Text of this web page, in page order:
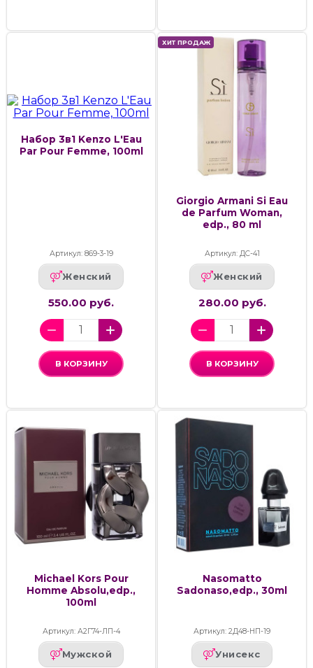
Набор 3в1 Kenzo L'Eau
Par Pour Femme, 100ml
Артикул: 869-3-19
Женский
550.00 руб.
В КОРЗИНУ
ХИТ ПРОДАЖ
Giorgio Armani Si Eau
de Parfum Woman,
edp., 80 ml
Артикул: ДС-41
Женский
280.00 руб.
В КОРЗИНУ
Michael Kors Pour
Homme Absolu,edp.,
100ml
Артикул: А2Г74-ЛП-4
Мужской
Nasomatto
Sadonaso,edp., 30ml
Артикул: 2Д48-НП-19
Унисекс